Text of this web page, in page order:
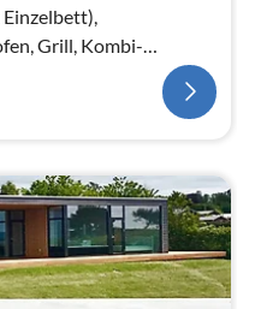
Grill, Kombi-
Kühl-/Gefrier...